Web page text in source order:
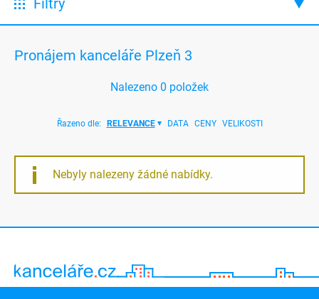
Filtry
Pronájem kanceláře Plzeň 3
Nalezeno 0 položek
Řazeno dle: RELEVANCE DATA CENY VELIKOSTI
Nebyly nalezeny žádné nabídky.